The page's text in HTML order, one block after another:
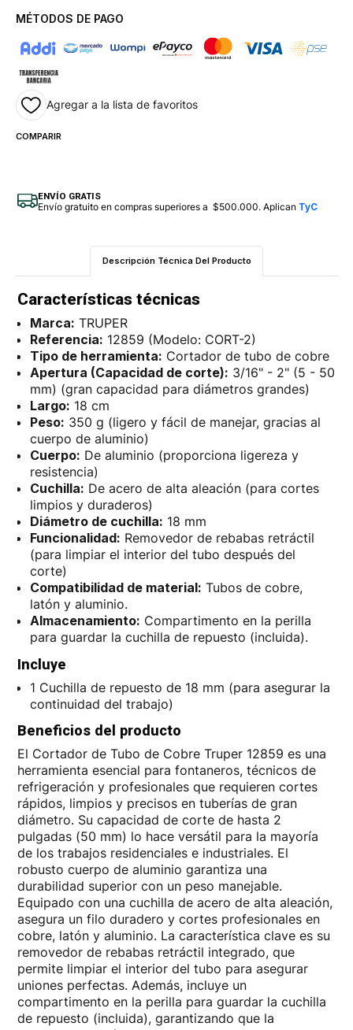
MÉTODOS DE PAGO
Agregar a la lista de favoritos
COMPARIR
ENVÍO GRATIS
Envío gratuito en compras superiores a $500.000. Aplican TyC
Descripción Técnica Del Producto
Características técnicas
Marca: TRUPER
Referencia: 12859 (Modelo: CORT-2)
Tipo de herramienta: Cortador de tubo de cobre
Apertura (Capacidad de corte): 3/16" - 2" (5 - 50
mm) (gran capacidad para diámetros grandes)
Largo: 18 cm
Peso: 350 g (ligero y fácil de manejar, gracias al
cuerpo de aluminio)
Cuerpo: De aluminio (proporciona ligereza y
resistencia)
Cuchilla: De acero de alta aleación (para cortes
limpios y duraderos)
Diámetro de cuchilla: 18 mm
Funcionalidad: Removedor de rebabas retráctil
(para limpiar el interior del tubo después del
corte)
Compatibilidad de material: Tubos de cobre,
latón y aluminio.
Almacenamiento: Compartimento en la perilla
para guardar la cuchilla de repuesto (incluida).
Incluye
1 Cuchilla de repuesto de 18 mm (para asegurar la
continuidad del trabajo)
Beneficios del producto
El Cortador de Tubo de Cobre Truper 12859 es una
herramienta esencial para fontaneros, técnicos de
refrigeración y profesionales que requieren cortes
rápidos, limpios y precisos en tuberías de gran
diámetro. Su capacidad de corte de hasta 2
pulgadas (50 mm) lo hace versátil para la mayoría
de los trabajos residenciales e industriales. El
robusto cuerpo de aluminio garantiza una
durabilidad superior con un peso manejable.
Equipado con una cuchilla de acero de alta aleación,
asegura un filo duradero y cortes profesionales en
cobre, latón y aluminio. La característica clave es su
removedor de rebabas retráctil integrado, que
permite limpiar el interior del tubo para asegurar
uniones perfectas. Además, incluye un
compartimento en la perilla para guardar la cuchilla
de repuesto (incluida), garantizando que la